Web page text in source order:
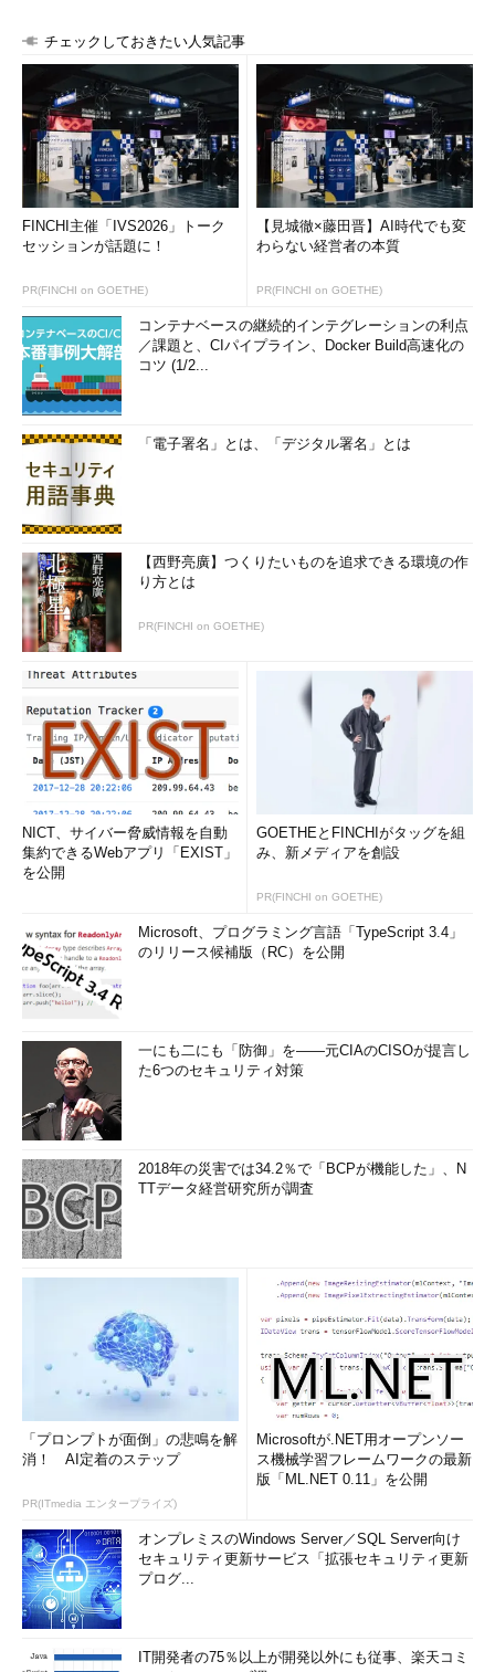
チェックしておきたい人気記事
FINCHI主催「IVS2026」トーク
セッションが話題に！
PR(FINCHI on GOETHE)
【見城徹×藤田晋】AI時代でも変
わらない経営者の本質
PR(FINCHI on GOETHE)
コンテナベースの継続的インテグレーションの利点
／課題と、CIパイプライン、Docker Build高速化の
コツ (1/2...
「電子署名」とは、「デジタル署名」とは
【西野亮廣】つくりたいものを追求できる環境の作
り方とは
PR(FINCHI on GOETHE)
NICT、サイバー脅威情報を自動
集約できるWebアプリ「EXIST」
を公開
GOETHEとFINCHIがタッグを組
み、新メディアを創設
PR(FINCHI on GOETHE)
Microsoft、プログラミング言語「TypeScript 3.4」
のリリース候補版（RC）を公開
一にも二にも「防御」を――元CIAのCISOが提言し
た6つのセキュリティ対策
2018年の災害では34.2％で「BCPが機能した」、N
TTデータ経営研究所が調査
「プロンプトが面倒」の悲鳴を解
消！ AI定着のステップ
PR(ITmedia エンタープライズ)
Microsoftが.NET用オープンソー
ス機械学習フレームワークの最新
版「ML.NET 0.11」を公開
オンプレミスのWindows Server／SQL Server向け
セキュリティ更新サービス「拡張セキュリティ更新
プログ...
IT開発者の75％以上が開発以外にも従事、楽天コミ